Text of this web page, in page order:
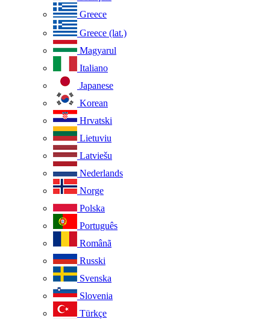
Greece
Greece (lat.)
Magyarul
Italiano
Japanese
Korean
Hrvatski
Lietuviu
Latviešu
Nederlands
Norge
Polska
Português
Românã
Russki
Svenska
Slovenia
Türkçe